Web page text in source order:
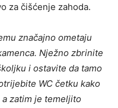
za čišćenje zahoda.
značajno ometaju
Nježno zbrinite
i ostavite da tamo
WC četku kako
zatim je temeljito